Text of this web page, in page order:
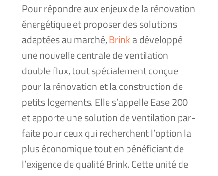
Pour répondre aux enjeux de la réno­va­tion
éner­gé­tique et pro­po­ser des solu­tions
adap­tées au mar­ché,Brinka déve­lop­pé
une nou­velle cen­trale de ven­ti­la­tion
double flux, tout spé­cia­le­ment conçue
pour la réno­va­tion et la construc­tion de
petits loge­ments. Elle s’appelle Ease 200
et apporte une solu­tion de ven­ti­la­tion par­
faite pour ceux qui recherchent l’option la
plus éco­no­mique tout en béné­fi­ciant de
l’exigence de qua­li­té Brink. Cette uni­té de